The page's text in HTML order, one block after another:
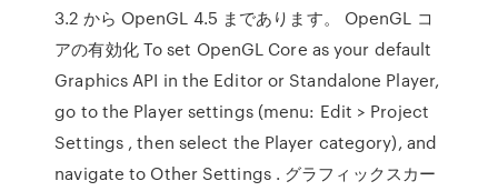
3.2 から OpenGL 4.5 まであります。 OpenGL コ
アの有効化 To set OpenGL Core as your default
Graphics API in the Editor or Standalone Player,
go to the Player settings (menu: Edit > Project
Settings , then select the Player category), and
navigate to Other Settings . グラフィックスカー